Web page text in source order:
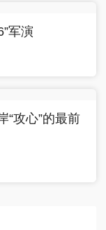
军演
“攻心”的最前